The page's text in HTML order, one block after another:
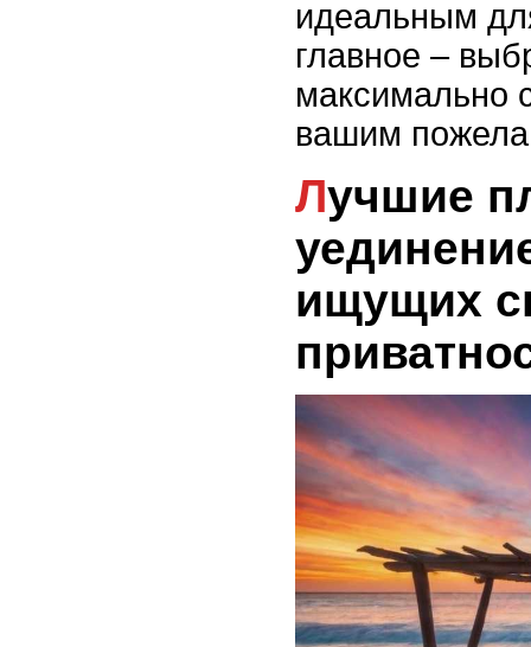
идеальным
главное –
максимально
вашим
Лучшие пляжи с
ищущих